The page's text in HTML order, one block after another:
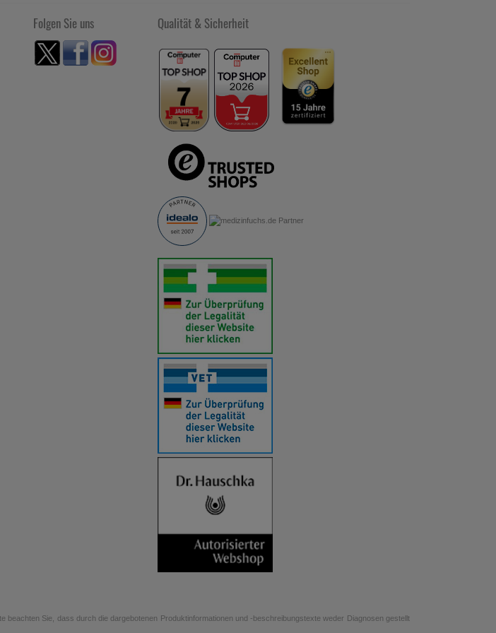
Folgen Sie uns Qualität & Sicherheit
Sie, dass durch die dargebotenen Produktinformationen und -beschreibungstexte weder Diagnosen gestellt